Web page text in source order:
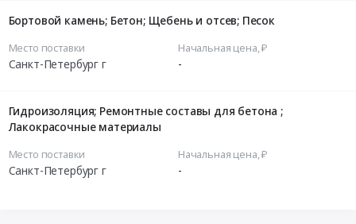
Бортовой камень; Бетон; Щебень и отсев; Песок
Место поставки
Санкт-Петербург г
Начальная цена, ₽
-
Гидроизоляция; Ремонтные составы для бетона ;
Лакокрасочные материалы
Место поставки
Санкт-Петербург г
Начальная цена, ₽
-